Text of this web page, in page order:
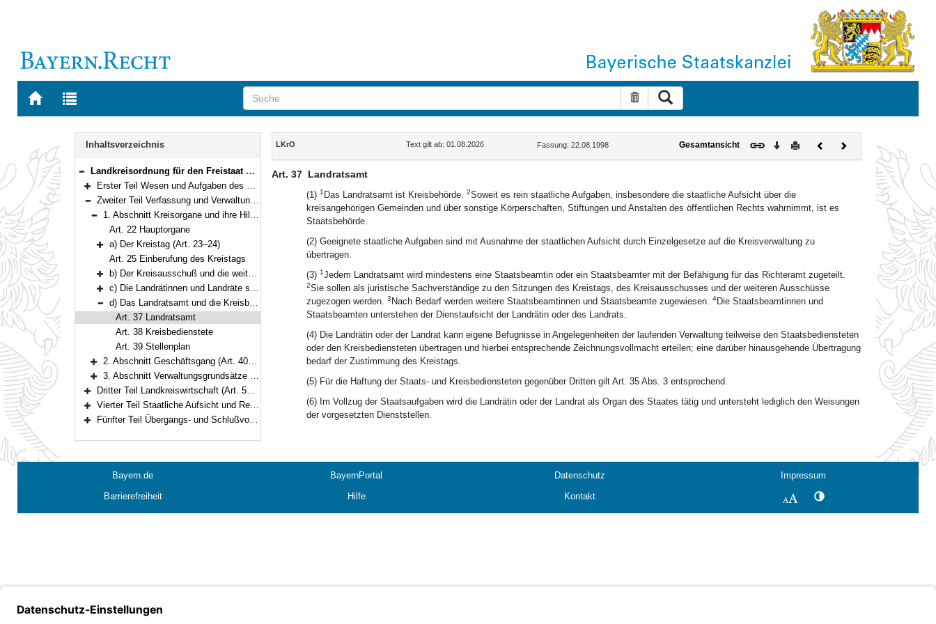
Zur
BAYERN.RECHT
Zur
letzten
Suche zurücksetzen
Navigation
Inhaltsverzeichnis
Bereich reduzieren
Landkreisordnung für den Freistaat Bayern (Landkreisordnung – LKrO) in der Fassung der Bekanntmachung vom 22. August 1998 (GVBl. S. 826) BayRS 2020-3-1-I (Art. 1–108)
Bereich erweitern
Erster Teil Wesen und Aufgaben des Landkreises (Art. 1–21)
Bereich reduzieren
Zweiter Teil Verfassung und Verwaltung des Landkreises (Art. 22–54)
Bereich reduzieren
1. Abschnitt Kreisorgane und ihre Hilfskräfte (Art. 22–39)
Art. 22 Hauptorgane
Bereich erweitern
a) Der Kreistag (Art. 23–24)
Art. 25 Einberufung des Kreistags
Bereich erweitern
b) Der Kreisausschuß und die weiteren Ausschüsse (Art. 26–30)
Bereich erweitern
c) Die Landrätinnen und Landräte sowie ihre Stellvertretung (Art. 31–36)
Bereich reduzieren
d) Das Landratsamt und die Kreisbediensteten (Art. 37–39)
Art. 37 Landratsamt
Art. 38 Kreisbedienstete
Art. 39 Stellenplan
Bereich erweitern
2. Abschnitt Geschäftsgang (Art. 40–49)
Bereich erweitern
3. Abschnitt Verwaltungsgrundsätze und Verwaltungsaufgaben (Art. 50–54)
Bereich erweitern
Dritter Teil Landkreiswirtschaft (Art. 55–93)
Bereich erweitern
Vierter Teil Staatliche Aufsicht und Rechtsmittel (Art. 94–104)
Fünfter Teil Übergangs- und Schlußvorschriften (Art. 105–108)
Inhalt
LKrO Text gilt ab: 01.08.2026 Fassung: 22.08.1998 Gesamtansicht Download
DruckenVorherigesNächstes
Dokument
Art. 37 Landratsamt
(1) 1 Das Landratsamt ist Kreisbehörde. 2Soweit es rein staatliche Aufgaben, insbesondere die staatliche Aufsicht über die
kreisangehörigen Gemeinden und über sonstige Körperschaften, Stiftungen und Anstalten des öffentlichen Rechts wahrnimmt, ist es
Staatsbehörde.
(2) Geeignete staatliche Aufgaben sind mit Ausnahme der staatlichen Aufsicht durch Einzelgesetze auf die Kreisverwaltung zu
übertragen.
(3) 1Jedem Landratsamt wird mindestens eine Staatsbeamtin oder ein Staatsbeamter mit der Befähigung für das Richteramt zugeteilt.
2Sie sollen als juristische Sachverständige zu den Sitzungen des Kreistags, des Kreisausschusses und der weiteren Ausschüsse
zugezogen werden. 3 Nach Bedarf werden weitere Staatsbeamtinnen und Staatsbeamte zugewiesen. 4Die Staatsbeamtinnen und
Staatsbeamten unterstehen der Dienstaufsicht der Landrätin oder des Landrats.
(4) Die Landrätin oder der Landrat kann eigene Befugnisse in Angelegenheiten der laufenden Verwaltung teilweise den Staatsbediensteten
oder den Kreisbediensteten übertragen und hierbei entsprechende Zeichnungsvollmacht erteilen; eine darüber hinausgehende Übertragung
bedarf der Zustimmung des Kreistags.
(5) Für die Haftung der Staats- und Kreisbediensteten gegenüber Dritten gilt Art. 35 Abs. 3 entsprechend.
(6) Im Vollzug der Staatsaufgaben wird die Landrätin oder der Landrat als Organ des Staates tätig und untersteht lediglich den Weisungen
der vorgesetzten Dienststellen.
Bayern.de BayernPortal Datenschutz
Impressum
Barrierefreiheit
Hilfe Kontakt SchriftgrößeKontrastwechsel